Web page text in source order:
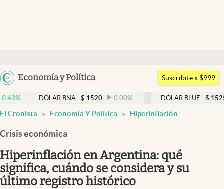
Argentina
Economía y Política
Members
Economía y Política
Finanzas y Mercados
Mercados Online
Negocios
Columnistas
Suscribite x $999
DÓLAR BNA $ 1520 0.00% DÓLAR BLUE $ 1525 -0.33
El Cronista Economía Y Política Hiperinflación
Crisis económica
Hiperinflación en Argentina: qué
significa, cuándo se considera y su
último registro histórico